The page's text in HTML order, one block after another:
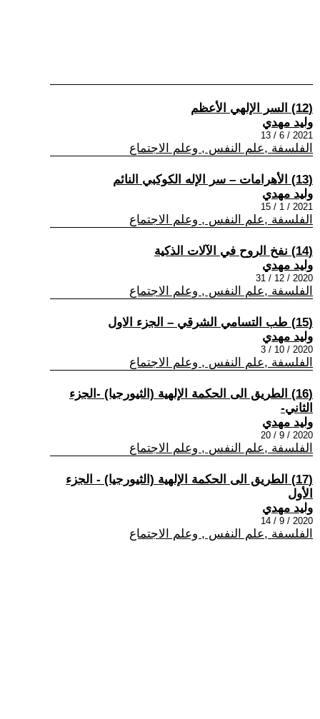
(12) السر الإلهي الأعظم
وليد مهدي
2021 / 6 / 13
الفلسفة ,علم النفس , وعلم الاجتماع
(13) الأهرامات – سر الإله الكوكبي النائم
وليد مهدي
2021 / 1 / 15
الفلسفة ,علم النفس , وعلم الاجتماع
(14) نفخ الروح في الآلات الذكية
وليد مهدي
2020 / 12 / 31
الفلسفة ,علم النفس , وعلم الاجتماع
(15) طب التسامي الشرقي – الجزء الاول
وليد مهدي
2020 / 10 / 3
الفلسفة ,علم النفس , وعلم الاجتماع
(16) الطريق الى الحكمة الإلهية (الثيورجيا) -الجزء
الثاني-
وليد مهدي
2020 / 9 / 20
الفلسفة ,علم النفس , وعلم الاجتماع
(17) الطريق الى الحكمة الإلهية (الثيورجيا) - الجزء
الأول
وليد مهدي
2020 / 9 / 14
الفلسفة ,علم النفس , وعلم الاجتماع